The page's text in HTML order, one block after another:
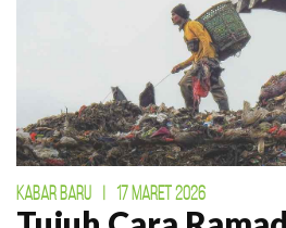
KABAR BARU 17 MARET 2026